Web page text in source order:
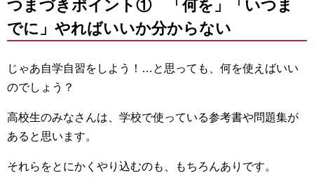
つまづきポイント① 「何を」「いつま
でに」やればいいか分からない
じゃあ自学自習をしよう！…と思っても、何を使えばいい
のでしょう？
高校生のみなさんは、学校で使っている参考書や問題集が
あると思います。
それらをとにかくやり込むのも、もちろんありです。